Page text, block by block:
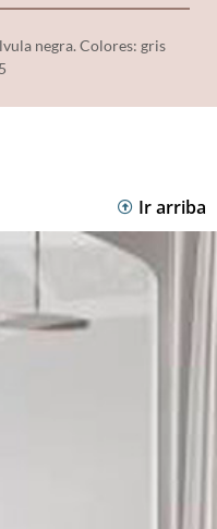
negra. Colores: gris
Ir arriba